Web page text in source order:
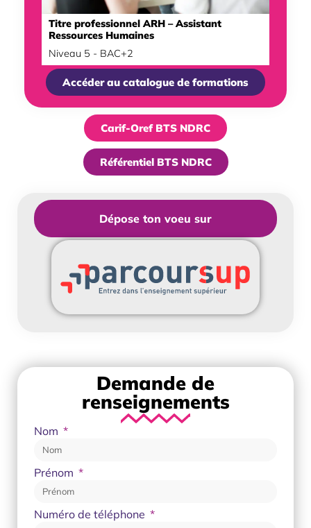
Titre professionnel ARH – Assistant
Ressources Humaines
Niveau 5 - BAC+2
Accéder au catalogue de formations
Carif-Oref BTS NDRC
Référentiel BTS NDRC
Dépose ton voeu sur
Demande de
renseignements
Nom
Prénom
Numéro de téléphone